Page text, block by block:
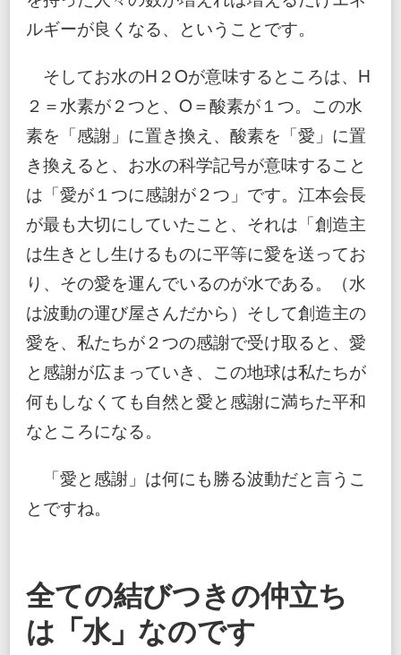
ルギーが良くなる、ということです。
そしてお水のH２Oが意味するところは、H
２＝水素が２つと、O＝酸素が１つ。この水
素を「感謝」に置き換え、酸素を「愛」に置
き換えると、お水の科学記号が意味すること
は「愛が１つに感謝が２つ」です。江本会長
が最も大切にしていたこと、それは「創造主
は生きとし生けるものに平等に愛を送ってお
り、その愛を運んでいるのが水である。（水
は波動の運び屋さんだから）そして創造主の
愛を、私たちが２つの感謝で受け取ると、愛
と感謝が広まっていき、この地球は私たちが
何もしなくても自然と愛と感謝に満ちた平和
なところになる。
「愛と感謝」は何にも勝る波動だと言うこ
とですね。
全ての結びつきの仲立ち
は「水」なのです